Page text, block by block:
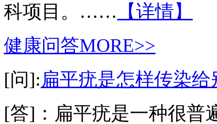
科项目。…… 【详情】
健康问答MORE>>
[问]:扁平疣是怎样传染给
[答]：扁平疣是一种很普